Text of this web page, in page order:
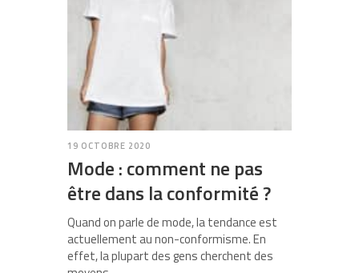
19 OCTOBRE 2020
Mode : comment ne pas
être dans la conformité ?
Quand on parle de mode, la tendance est
actuellement au non-conformisme. En
effet, la plupart des gens cherchent des